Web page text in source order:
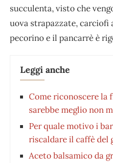
succulenta, visto che
uova strapazzate, carciofi
pecorino e il pancarrè è
Leggi anche
Come riconoscere la
sarebbe meglio non
Per quale motivo i
riscaldare il caffè del
Aceto balsamico da